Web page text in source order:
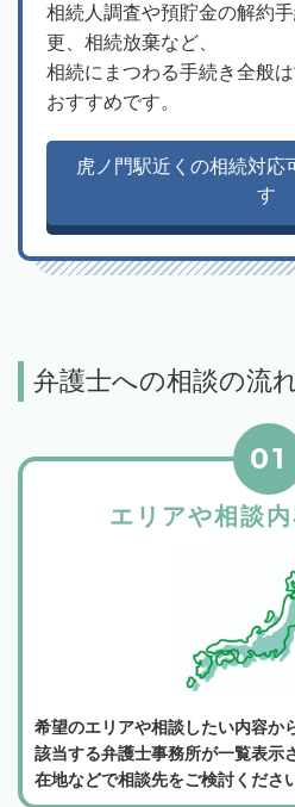
相続人調査や預貯金の解約
更、相続放棄など、
相続にまつわる手続き全般
おすすめです。
虎ノ門駅近くの相続対応
す
弁護士への相談の流
エリアや相談
01
希望のエリアや相談したい内容か
該当する弁護士事務所が一覧表示
在地などで相談先をご検討くださ